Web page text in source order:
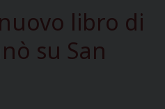
libro di
su San